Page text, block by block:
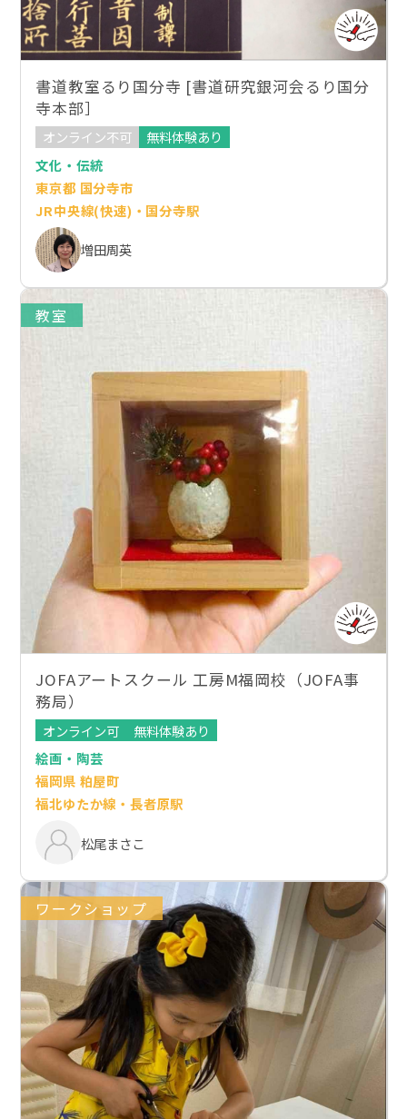
書道教室るり国分寺 [書道研究銀河会るり国分
寺本部］
オンライン不可
無料体験あり
文化・伝統
東京都 国分寺市
JR中央線(快速)・国分寺駅
増田周英
教室
JOFAアートスクール 工房M福岡校（JOFA事
務局）
オンライン可
無料体験あり
絵画・陶芸
福岡県 粕屋町
福北ゆたか線・長者原駅
松尾まさこ
ワークショップ